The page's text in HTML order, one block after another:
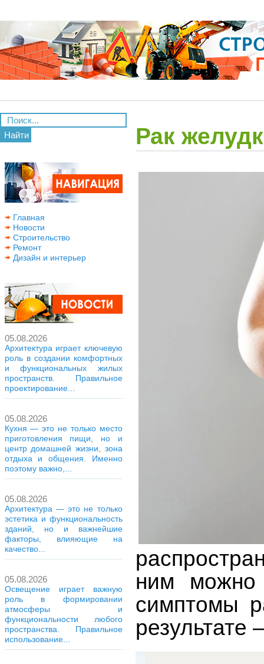
Найти
Главная
Новости
Строительство
Ремонт
Дизайн и интерьер
05.08.2026
Архитектура играет ключевую
роль в создании комфортных
и функциональных жилых
пространств. Правильное
проектирование...
05.08.2026
Кухня — это не только место
приготовления пищи, но и
центр домашней жизни, зона
отдыха и общения. Именно
поэтому важно,...
05.08.2026
Архитектура — это не только
эстетика и функциональность
зданий, но и важнейшие
факторы, влияющие на
качество...
05.08.2026
Освещение играет важную
роль в формировании
атмосферы и
функциональности любого
пространства. Правильное
использование...
Рак
ним можно
симптомы